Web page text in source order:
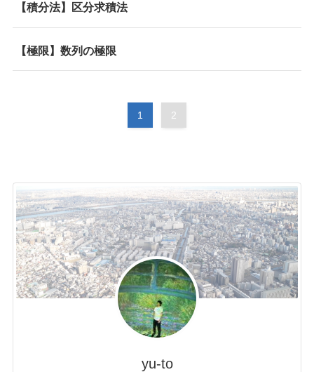
【積分法】区分求積法
【極限】数列の極限
1 2
yu-to